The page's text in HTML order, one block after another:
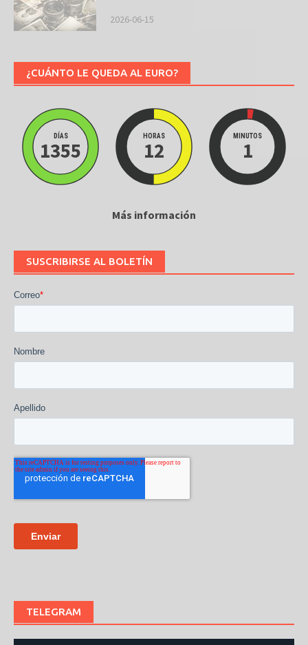
2026-06-15
¿CUÁNTO LE QUEDA AL EURO?
DÍAS
1355
HORAS
12
MINUTOS
1
Más información
SUSCRIBIRSE AL BOLETÍN
TELEGRAM